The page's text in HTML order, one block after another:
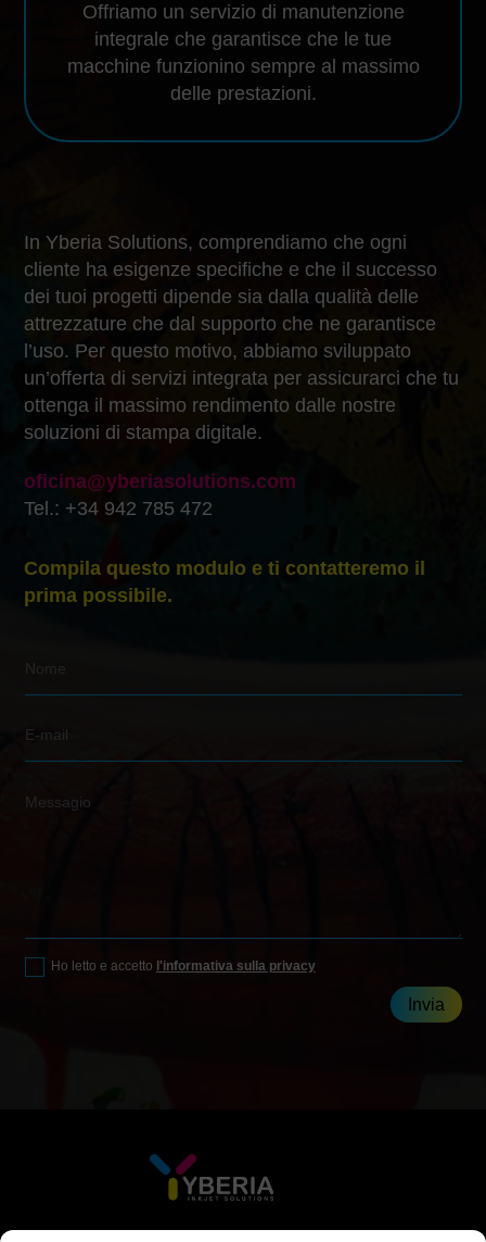
Offriamo un servizio di manutenzione
integrale che garantisce che le tue
macchine funzionino sempre al massimo
delle prestazioni.
In Yberia Solutions, comprendiamo che ogni
cliente ha esigenze specifiche e che il successo
dei tuoi progetti dipende sia dalla qualità delle
attrezzature che dal supporto che ne garantisce
l’uso. Per questo motivo, abbiamo sviluppato
un’offerta di servizi integrata per assicurarci che tu
ottenga il massimo rendimento dalle nostre
soluzioni di stampa digitale.
oficina@yberiasolutions.com
Tel.: +34 942 785 472
Compila questo modulo e ti contatteremo il
prima possibile.
Ho letto e accetto l'informativa sulla privacy
Invia